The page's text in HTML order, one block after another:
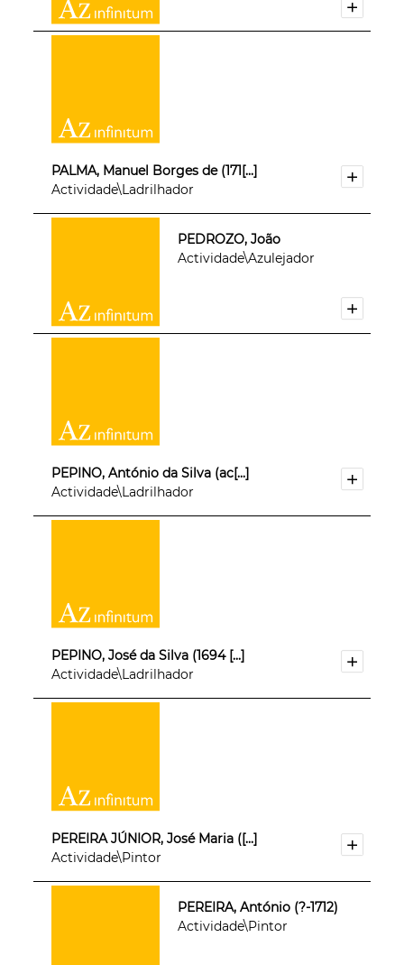
PALMA, Manuel Borges de (171[...]
Actividade\Ladrilhador
PEDROZO, João
Actividade\Azulejador
PEPINO, António da Silva (ac[...]
Actividade\Ladrilhador
PEPINO, José da Silva (1694 [...]
Actividade\Ladrilhador
PEREIRA JÚNIOR, José Maria ([...]
Actividade\Pintor
PEREIRA, António (?-1712)
Actividade\Pintor